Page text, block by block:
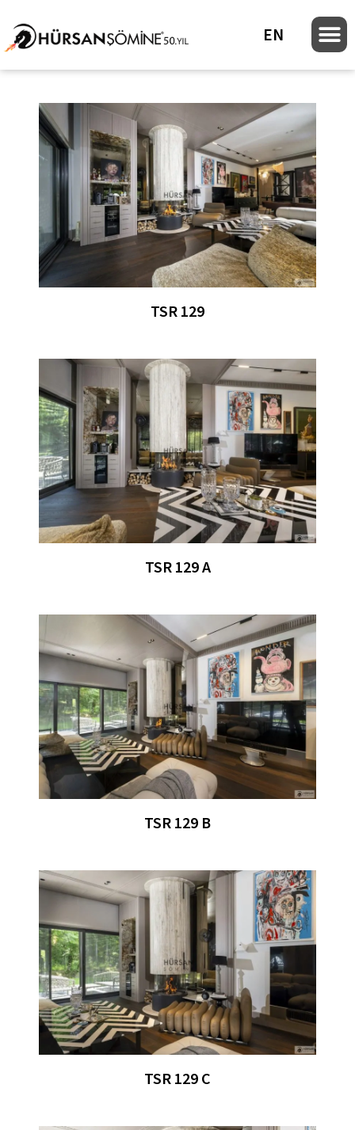
EN
TSR 129
TSR 129 A
TSR 129 B
TSR 129 C